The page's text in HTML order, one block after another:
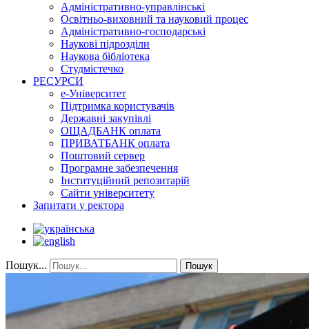
Адміністративно-управлінські
Освітньо-виховний та науковий процес
Адміністративно-господарські
Наукові підрозділи
Наукова бібліотека
Студмістечко
РЕСУРСИ
е-Університет
Підтримка користувачів
Державні закупівлі
ОЩАДБАНК оплата
ПРИВАТБАНК оплата
Поштовий сервер
Програмне забезпечення
Інституційний репозитарій
Сайти університету
Запитати у ректора
Пошук... Пошук